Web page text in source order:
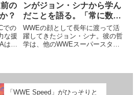
の
？
での
な援
は番
ンがジョン・シナから学ん
だことを語る。「常に数歩
先を見ること、プロモを金
に変えること」
WWEの顔として長年に渡って活
躍してきたジョン・シナ。彼の哲
学は、他のWWEスーパースター
ことをいくつも経験してきまし
た...
「WWE Speed」がひっそりと